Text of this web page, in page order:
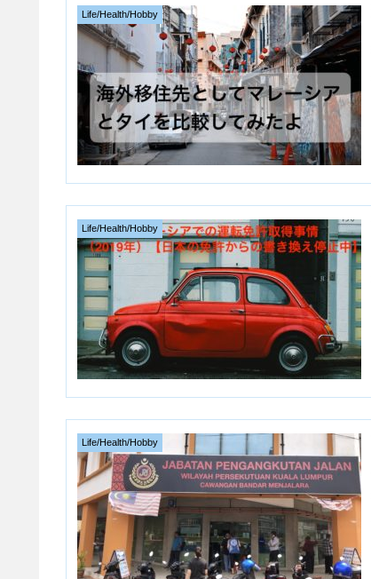
Life/Health/Hobby
Life/Health/Hobby
Life/Health/Hobby